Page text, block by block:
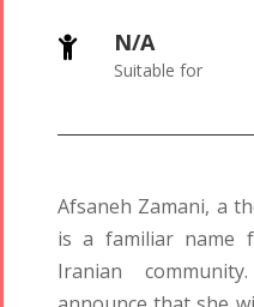
 N/A
Suitable for
Afsaneh Zamani, a
is a familiar name
Iranian
Tirgan
Summer
Tirgan 2019
Tirgan 2017
Tirgan 2015